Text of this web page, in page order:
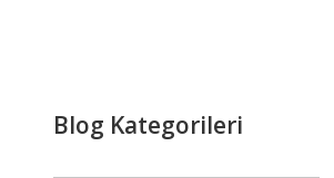
Blog Kategorileri